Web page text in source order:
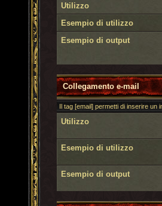
Utilizzo
Esempio di utilizzo
Esempio di output
Collegamento e-mail
Il tag [email] permetti di inserire un
Utilizzo
Esempio di utilizzo
Esempio di output